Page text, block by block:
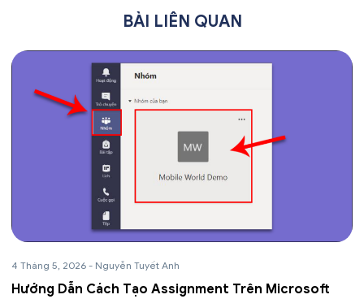
BÀI LIÊN QUAN
4 Tháng 5, 2026 - Nguyễn Tuyết Anh
Hướng Dẫn Cách Tạo Assignment Trên Microsoft